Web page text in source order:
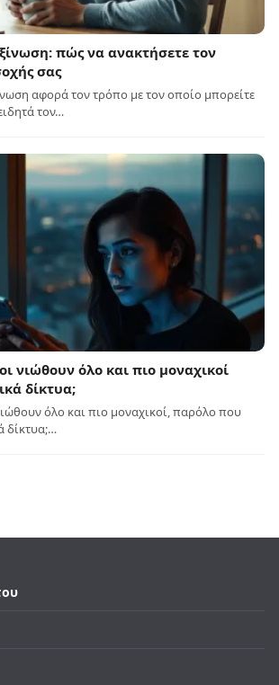
πώς να ανακτήσετε τον
σας
αφορά τον τρόπο με τον οποίο μπορείτε
τον…
νιώθουν όλο και πιο μοναχικοί
δίκτυα;
όλο και πιο μοναχικοί, παρόλο που
δίκτυα;…